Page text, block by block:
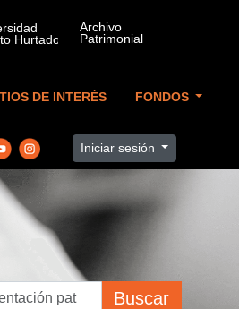
DE INTERÉS FONDOS
Iniciar sesión
Buscar